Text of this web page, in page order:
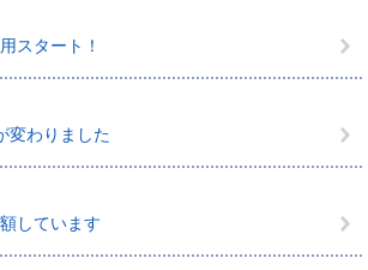
スタート！
変わりました
しています